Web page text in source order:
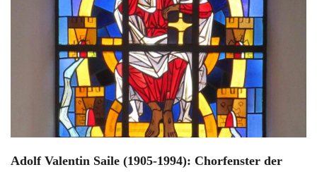
Adolf Valentin Saile (1905-1994): Chorfenster der